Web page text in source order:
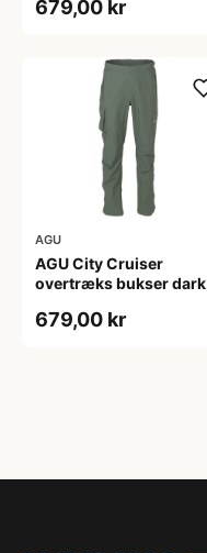
679,00 kr
AGU
AGU City Cruiser
overtræks bukser dark
679,00 kr